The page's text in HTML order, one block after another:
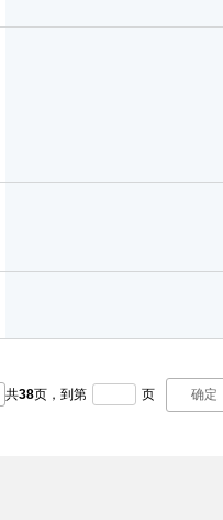
共38页， 到第 页 确定